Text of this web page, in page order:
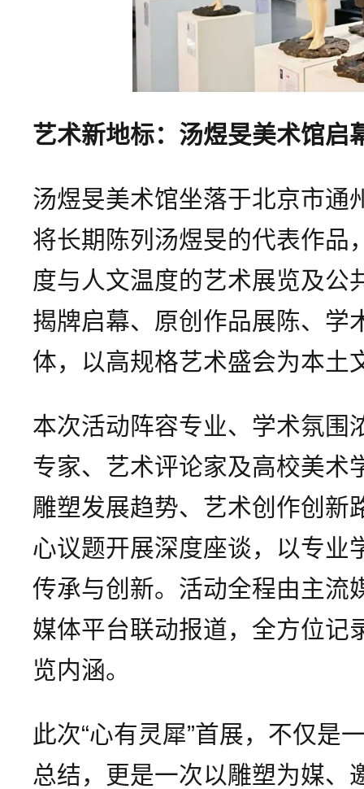
艺术新地标：汤煜旻美术馆启
汤煜旻美术馆坐落于北京市通
将长期陈列汤煜旻的代表作品
度与人文温度的艺术展览及公
揭牌启幕、原创作品展陈、学
体，以高规格艺术盛会为本土
本次活动阵容专业、学术氛围
专家、艺术评论家及高校美术
雕塑发展趋势、艺术创作创新
心议题开展深度座谈，以专业
传承与创新。活动全程由主流
媒体平台联动报道，全方位记
览内涵。
此次“心有灵犀”首展，不仅是
总结，更是一次以雕塑为媒、